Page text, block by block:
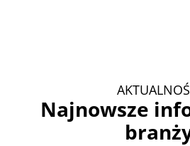
Najnowsze